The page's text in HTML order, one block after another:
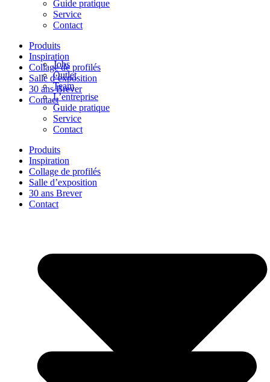
Jobs
Outlet
Team
L’entreprise
Guide pratique
Service
Contact
Produits
Inspiration
Collage de profilés
Salle d’exposition
30 ans Brever
Contact
Guide pratique
Service
Contact
Produits
Inspiration
Collage de profilés
Salle d’exposition
30 ans Brever
Contact